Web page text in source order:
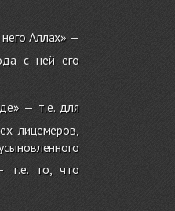
Аллах» —
с ней его
— т.е. для
лицемеров,
т.е. то, что